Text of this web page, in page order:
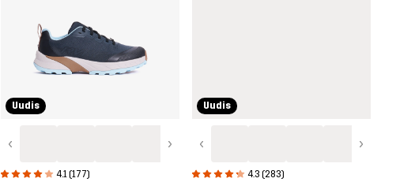
Uudis
‹ ›
4.1 (177)
Uudis
‹ ›
4.3 (283)